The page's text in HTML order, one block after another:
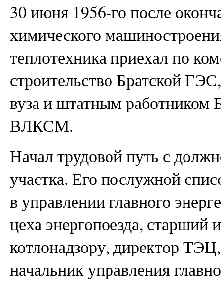
30 июня 1956-го после
химического
теплотехника приехал по
строительство Братской
вуза и штатным работником
ВЛКСМ.
Начал трудовой путь с
участка. Его послужной
в управлении главного
цеха энергопоезда, старший
котлонадзору, директор
начальник управления